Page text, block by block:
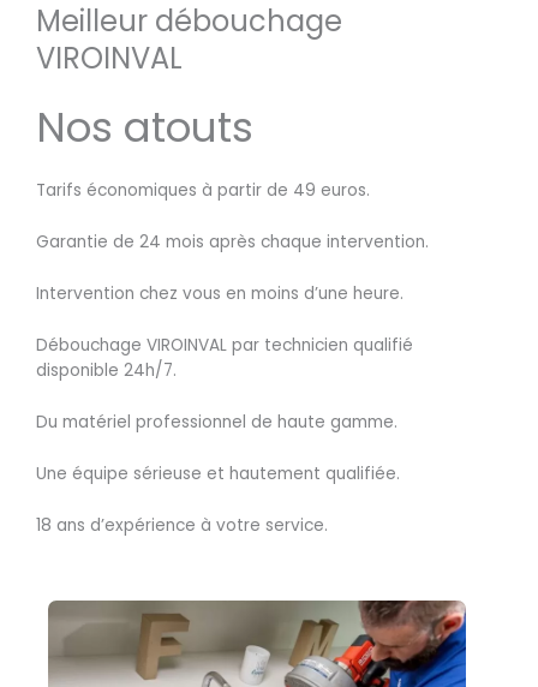
Meilleur débouchage
VIROINVAL
Nos atouts
Tarifs économiques à partir de 49 euros.
Garantie de 24 mois après chaque intervention.
Intervention chez vous en moins d’une heure.
Débouchage VIROINVAL par technicien qualifié
disponible 24h/7.
Du matériel professionnel de haute gamme.
Une équipe sérieuse et hautement qualifiée.
18 ans d’expérience à votre service.